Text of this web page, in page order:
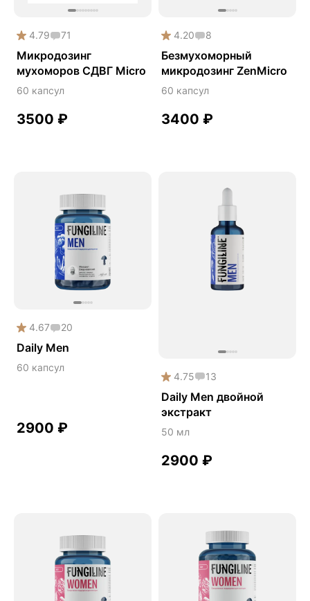
Онкопротектор
Острое зрение
Память
Пробиотики Психобиом
Продуктивность
Противовирусное
СДВГ
Сердце и сосуды
Снижение веса
Снижение давления
Снижение сахара
Снижение холестерина
4.79 71
Микродозинг
мухоморов СДВГ Micro
60 капсул
3500 ₽
4.20 8
Безмухоморный
микродозинг ZenMicro
60 капсул
3400 ₽
4.67 20
Daily Men
60 капсул
2900 ₽
4.75 13
Daily Men двойной
экстракт
50 мл
2900 ₽